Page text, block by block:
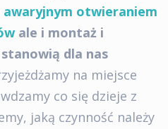
awaryjnym otwieraniem
ale i montaż i
dla nas
na miejsce
co się dzieje z
jaką czynność należy